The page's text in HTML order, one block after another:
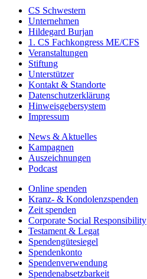
CS Schwestern
Unternehmen
Hildegard Burjan
1. CS Fachkongress ME/CFS
Veranstaltungen
Stiftung
Unterstützer
Kontakt & Standorte
Datenschutzerklärung
Hinweisgebersystem
Impressum
News & Aktuelles
Kampagnen
Auszeichnungen
Podcast
Online spenden
Kranz- & Kondolenzspenden
Zeit spenden
Corporate Social Responsibility
Testament & Legat
Spendengütesiegel
Spendenkonto
Spendenverwendung
Spendenabsetzbarkeit